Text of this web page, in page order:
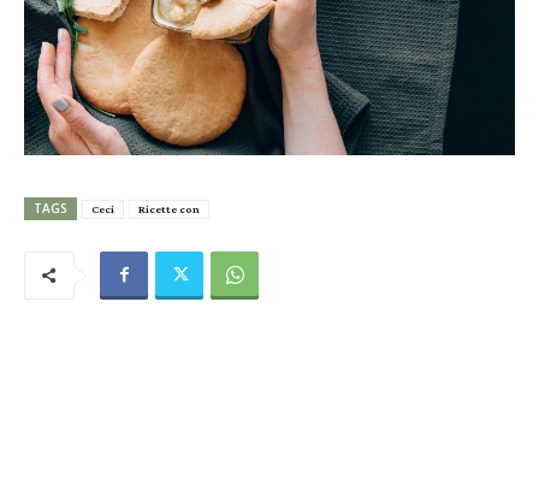
TAGS Ceci Ricette con